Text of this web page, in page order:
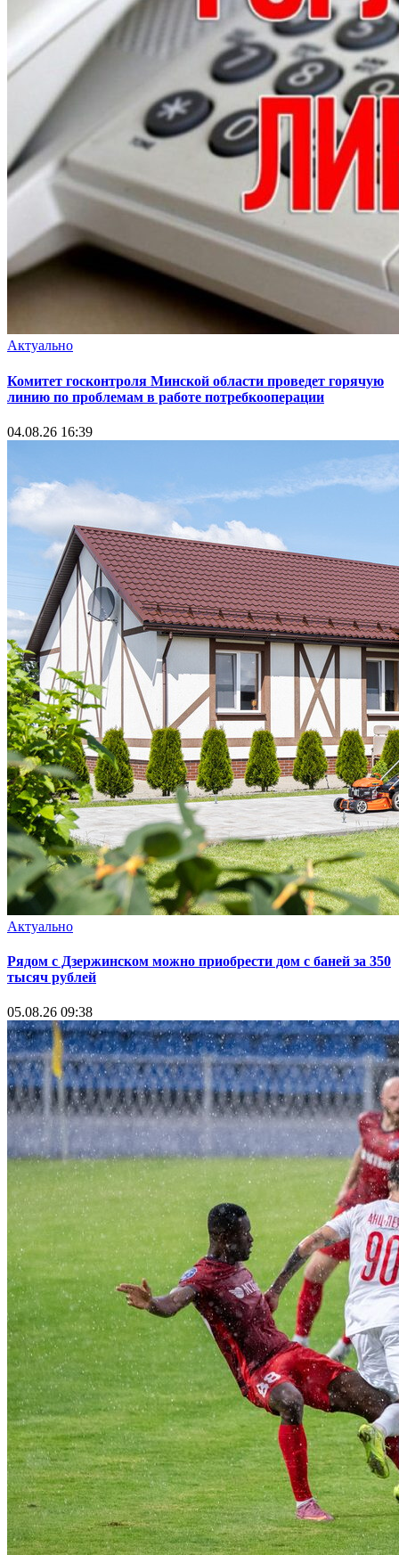
Актуально
Комитет госконтроля Минской области проведет горячую
линию по проблемам в работе потребкооперации
04.08.26 16:39
Актуально
Рядом с Дзержинском можно приобрести дом с баней за 350
тысяч рублей
05.08.26 09:38